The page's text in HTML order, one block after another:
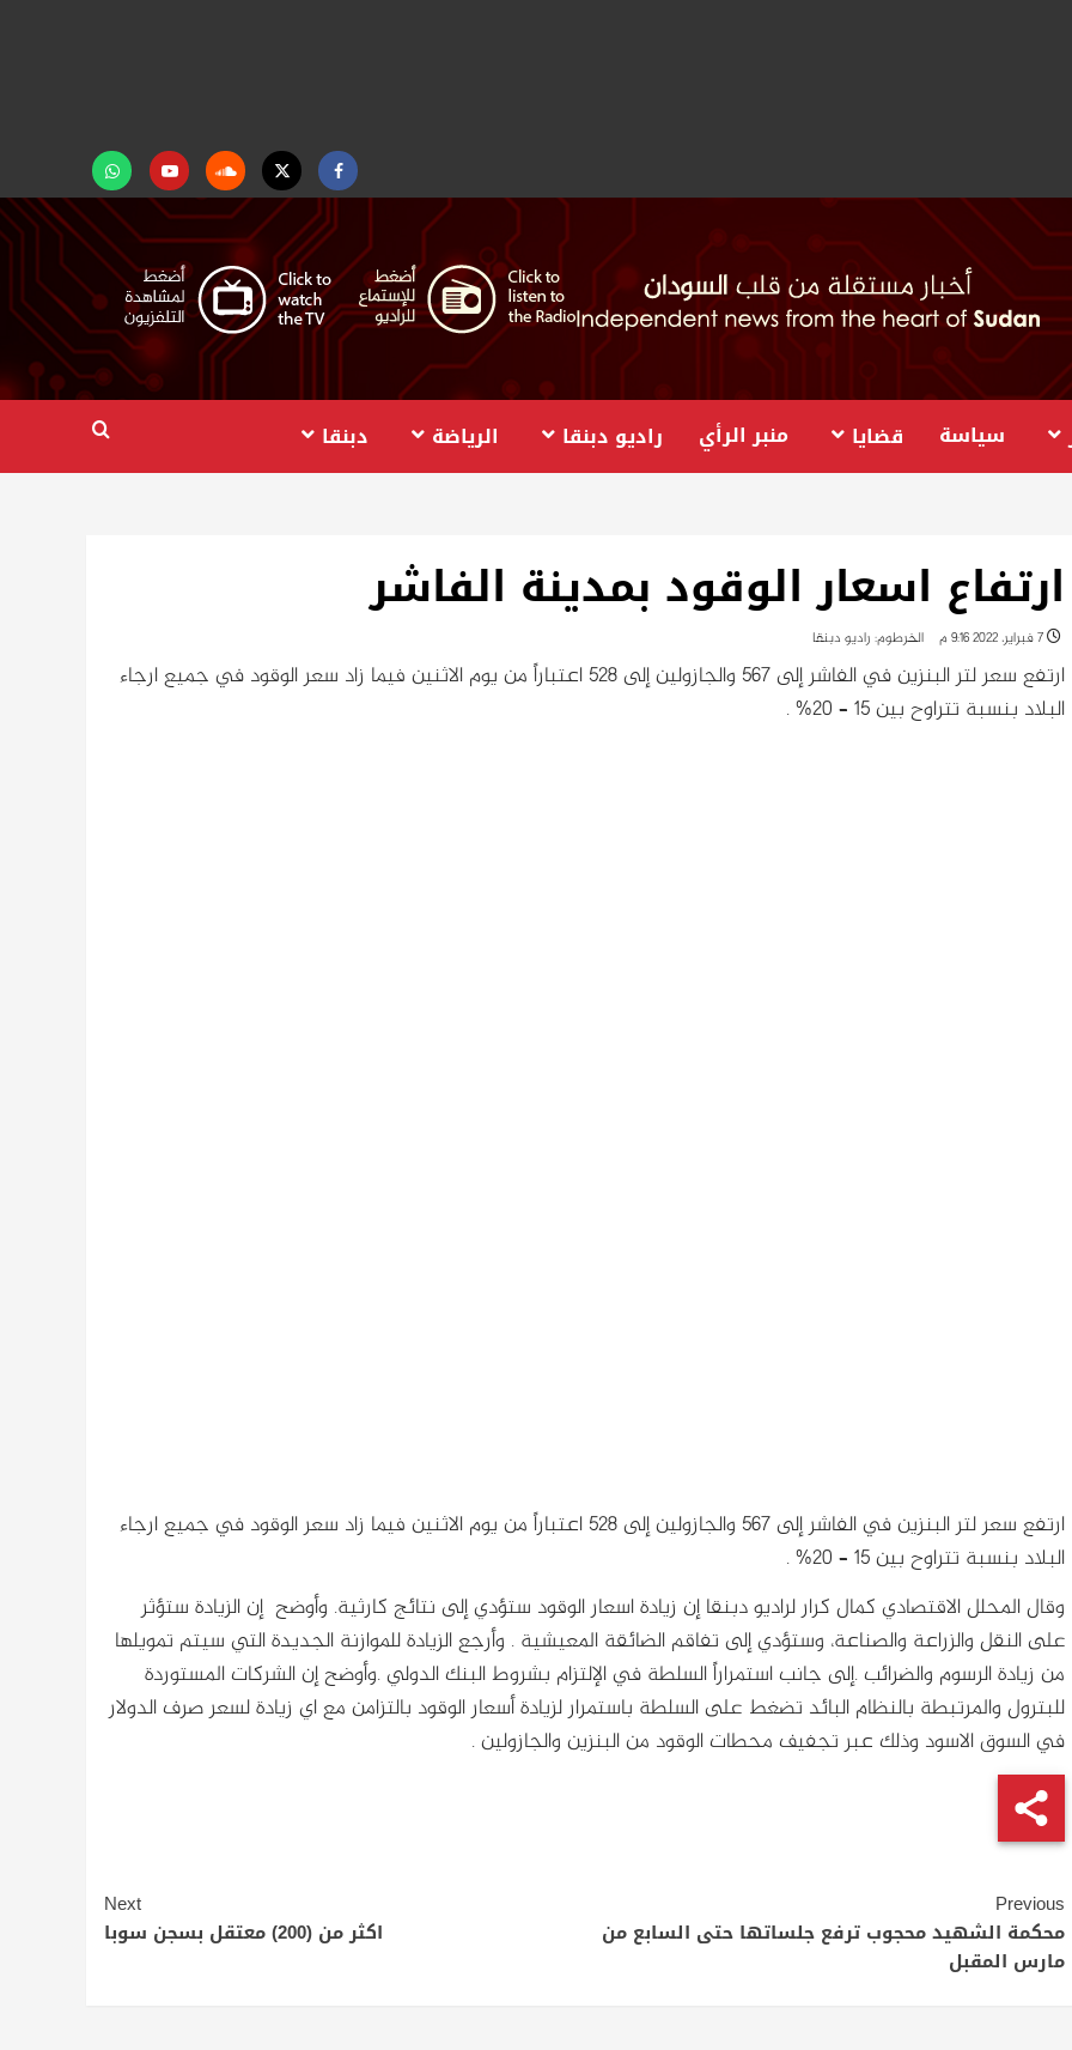
Facebook
Twitter
Soundcloud
Youtubeتابعنا
على
واتساب
سياسة قضايا منبر الرأي راديو دبنقا الرياضة دبنقا
ارتفاع اسعار الوقود بمدينة الفاشر
7 فبراير، 2022 9:16 م الخرطوم: راديو دبنقا
ارتفع سعر لتر البنزين في الفاشر إلى 567 والجازولين إلى 528 اعتباراً من يوم الاثنين فيما زاد سعر الوقود في جميع ارجاء
البلاد بنسبة تتراوح بين 15 – 20% .
ارتفع سعر لتر البنزين في الفاشر إلى 567 والجازولين إلى 528 اعتباراً من يوم الاثنين فيما زاد سعر الوقود في جميع ارجاء
البلاد بنسبة تتراوح بين 15 – 20% .
وقال المحلل الاقتصادي كمال كرار لراديو دبنقا إن زيادة اسعار الوقود ستؤدي إلى نتائج كارثية. وأوضح إن الزيادة ستؤثر
على النقل والزراعة والصناعة، وستؤدي إلى تفاقم الضائقة المعيشية . وأرجع الزيادة للموازنة الجديدة التي سيتم تمويلها
من زيادة الرسوم والضرائب .إلى جانب استمراراً السلطة في الإلتزام بشروط البنك الدولي .وأوضح إن الشركات المستوردة
للبترول والمرتبطة بالنظام البائد تضغط على السلطة باستمرار لزيادة أسعار الوقود بالتزامن مع اي زيادة لسعر صرف الدولار
في السوق الاسود وذلك عبر تجفيف محطات الوقود من البنزين والجازولين .
Continue
Reading
Previous
محكمة الشهيد محجوب ترفع جلساتها حتى السابع من
مارس المقبل
Next
اكثر من (200) معتقل بسجن سوبا